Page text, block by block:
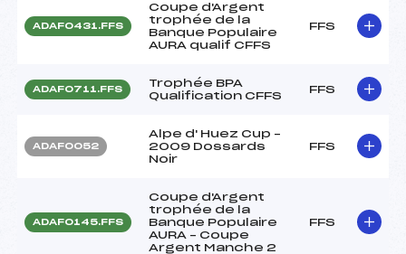
ADAF0431.FFS
Coupe d'Argent
trophée de la
Banque Populaire
AURA qualif CFFS
FFS
ADAF0711.FFS
Trophée BPA
Qualification CFFS
FFS
ADAF0052
Alpe d' Huez Cup –
2009 Dossards
Noir
FFS
ADAF0145.FFS
Coupe d'Argent
trophée de la
Banque Populaire
AURA – Coupe
Argent Manche 2
FFS